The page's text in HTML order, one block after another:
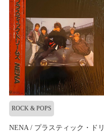
ROCK & POPS
NENA / プラスティック・ドリ